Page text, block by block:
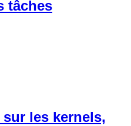
tâches
les kernels,